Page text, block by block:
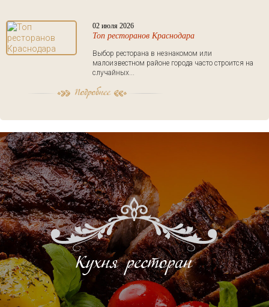
02 июля 2026
Топ ресторанов Краснодара
Выбор ресторана в незнакомом или
малоизвестном районе города часто строится на
случайных...